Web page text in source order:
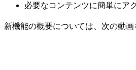
必要なコンテンツに簡単にア
新機能の概要については、次の動画